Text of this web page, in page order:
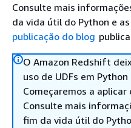
Consulte mais
da vida útil do Python e
publicação do blog
O Amazon Redshift
uso de UDFs em
Começaremos a
Consulte mais
fim da vida útil do